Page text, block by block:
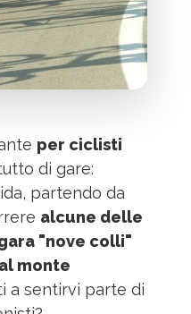
per ciclisti
di gare:
partendo da
alcune delle
"nove colli"
monte
a sentirvi parte di